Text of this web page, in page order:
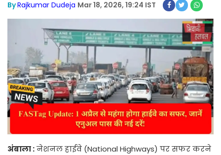
ByRajkumar Dudeja Mar 18, 2026, 19:24 IST
अंबाला :नेशनल हाईवे (National Highways) पर सफर करने